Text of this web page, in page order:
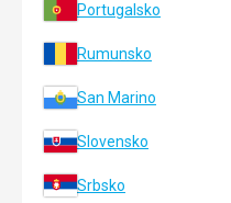
Portugalsko
Rumunsko
San Marino
Slovensko
Srbsko